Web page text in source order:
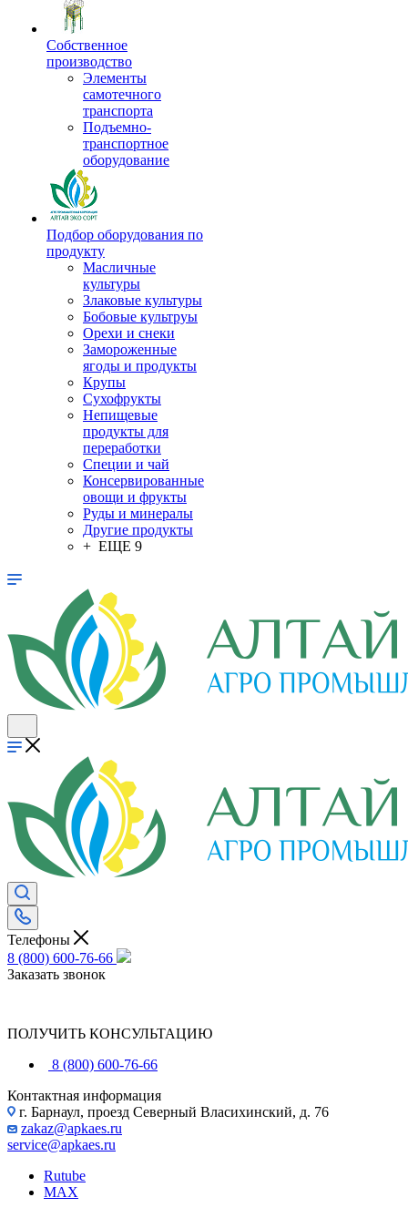
Собственное
производство
Элементы
самотечного
транспорта
Подъемно-
транспортное
оборудование
Подбор оборудования по
продукту
Масличные
культуры
Злаковые культуры
Бобовые культруы
Орехи и снеки
Замороженные
ягоды и продукты
Крупы
Сухофрукты
Непищевые
продукты для
переработки
Специи и чай
Консервированные
овощи и фрукты
Руды и минералы
Другие продукты
+ ЕЩЕ 9
Телефоны
8 (800) 600-76-66
Заказать звонок
ПОЛУЧИТЬ КОНСУЛЬТАЦИЮ
8 (800) 600-76-66
Контактная информация
г. Барнаул, проезд Северный Власихинский, д. 76
zakaz@apkaes.ru
service@apkaes.ru
Rutube
MAX